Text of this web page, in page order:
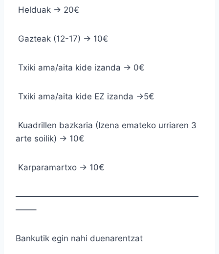
Helduak → 20€
Gazteak (12-17) → 10€
Txiki ama/aita kide izanda → 0€
Txiki ama/aita kide EZ izanda →5€
Kuadrillen bazkaria (Izena emateko urriaren 3
arte soilik) → 10€
Karparamartxo → 10€
——————————————————————
——–
Bankutik egin nahi duenarentzat